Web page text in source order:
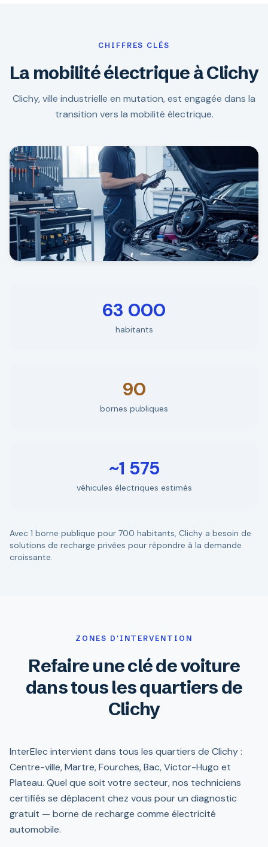
CHIFFRES CLÉS
La mobilité électrique à Clichy
Clichy, ville industrielle en mutation, est engagée dans la
transition vers la mobilité électrique.
63 000
habitants
90
bornes publiques
~1 575
véhicules électriques estimés
Avec 1 borne publique pour 700 habitants, Clichy a besoin de
solutions de recharge privées pour répondre à la demande
croissante.
ZONES D'INTERVENTION
Refaire une clé de voiture
dans tous les quartiers de
Clichy
InterElec intervient dans tous les quartiers de Clichy :
Centre-ville, Martre, Fourches, Bac, Victor-Hugo et
Plateau. Quel que soit votre secteur, nos techniciens
certifiés se déplacent chez vous pour un diagnostic
gratuit — borne de recharge comme électricité
automobile.